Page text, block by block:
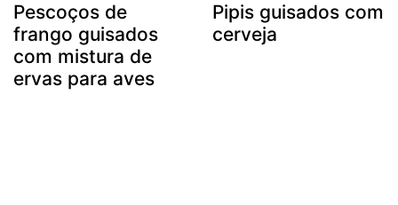
Pescoços de
frango guisados
com mistura de
ervas para aves
Pipis guisados com
cerveja